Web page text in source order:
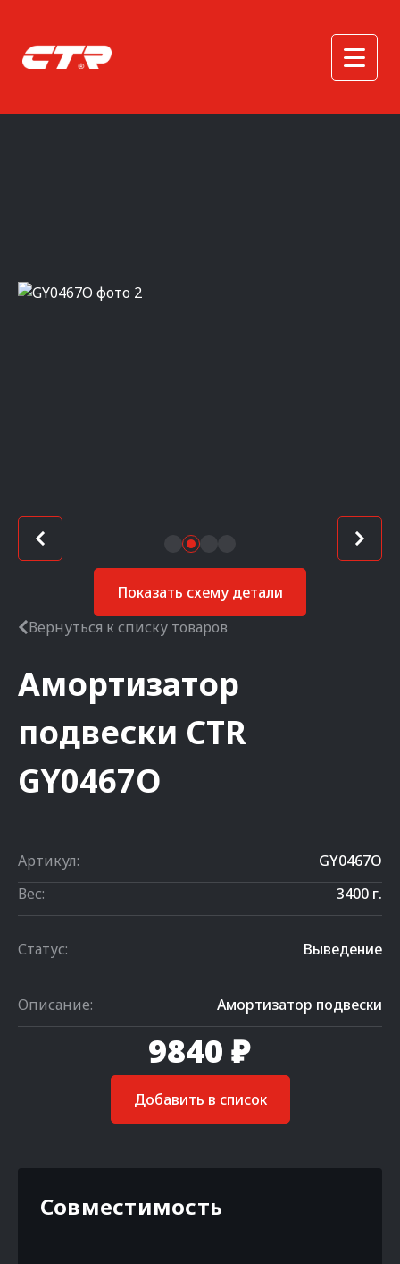
Показать схему детали
Вернуться к списку товаров
Амортизатор
подвески CTR
GY0467O
Артикул:
GY0467O
Вес:
3400 г.
Статус: Выведение
Описание: Амортизатор подвески
9840 ₽
Добавить в список
Совместимость